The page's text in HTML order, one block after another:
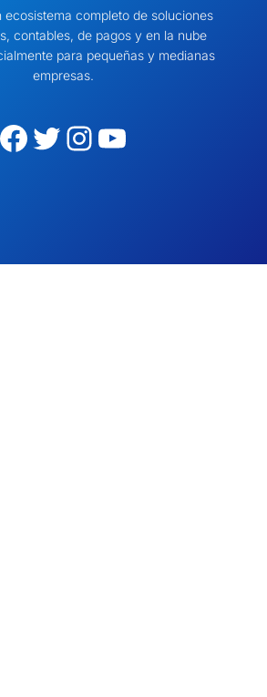
ecosistema completo de soluciones
contables, de pagos y en la nube
para pequeñas y medianas
empresas.
Facebook Twitter Instagram YouTube